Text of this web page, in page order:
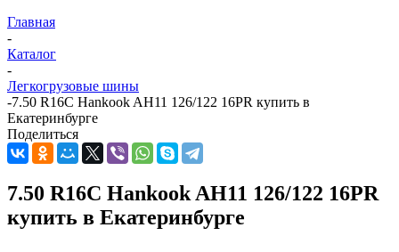
Главная
-
Каталог
-
Легкогрузовые шины
-7.50 R16C Hankook AH11 126/122 16PR купить в
Екатеринбурге
Поделиться
7.50 R16C Hankook AH11 126/122 16PR
купить в Екатеринбурге